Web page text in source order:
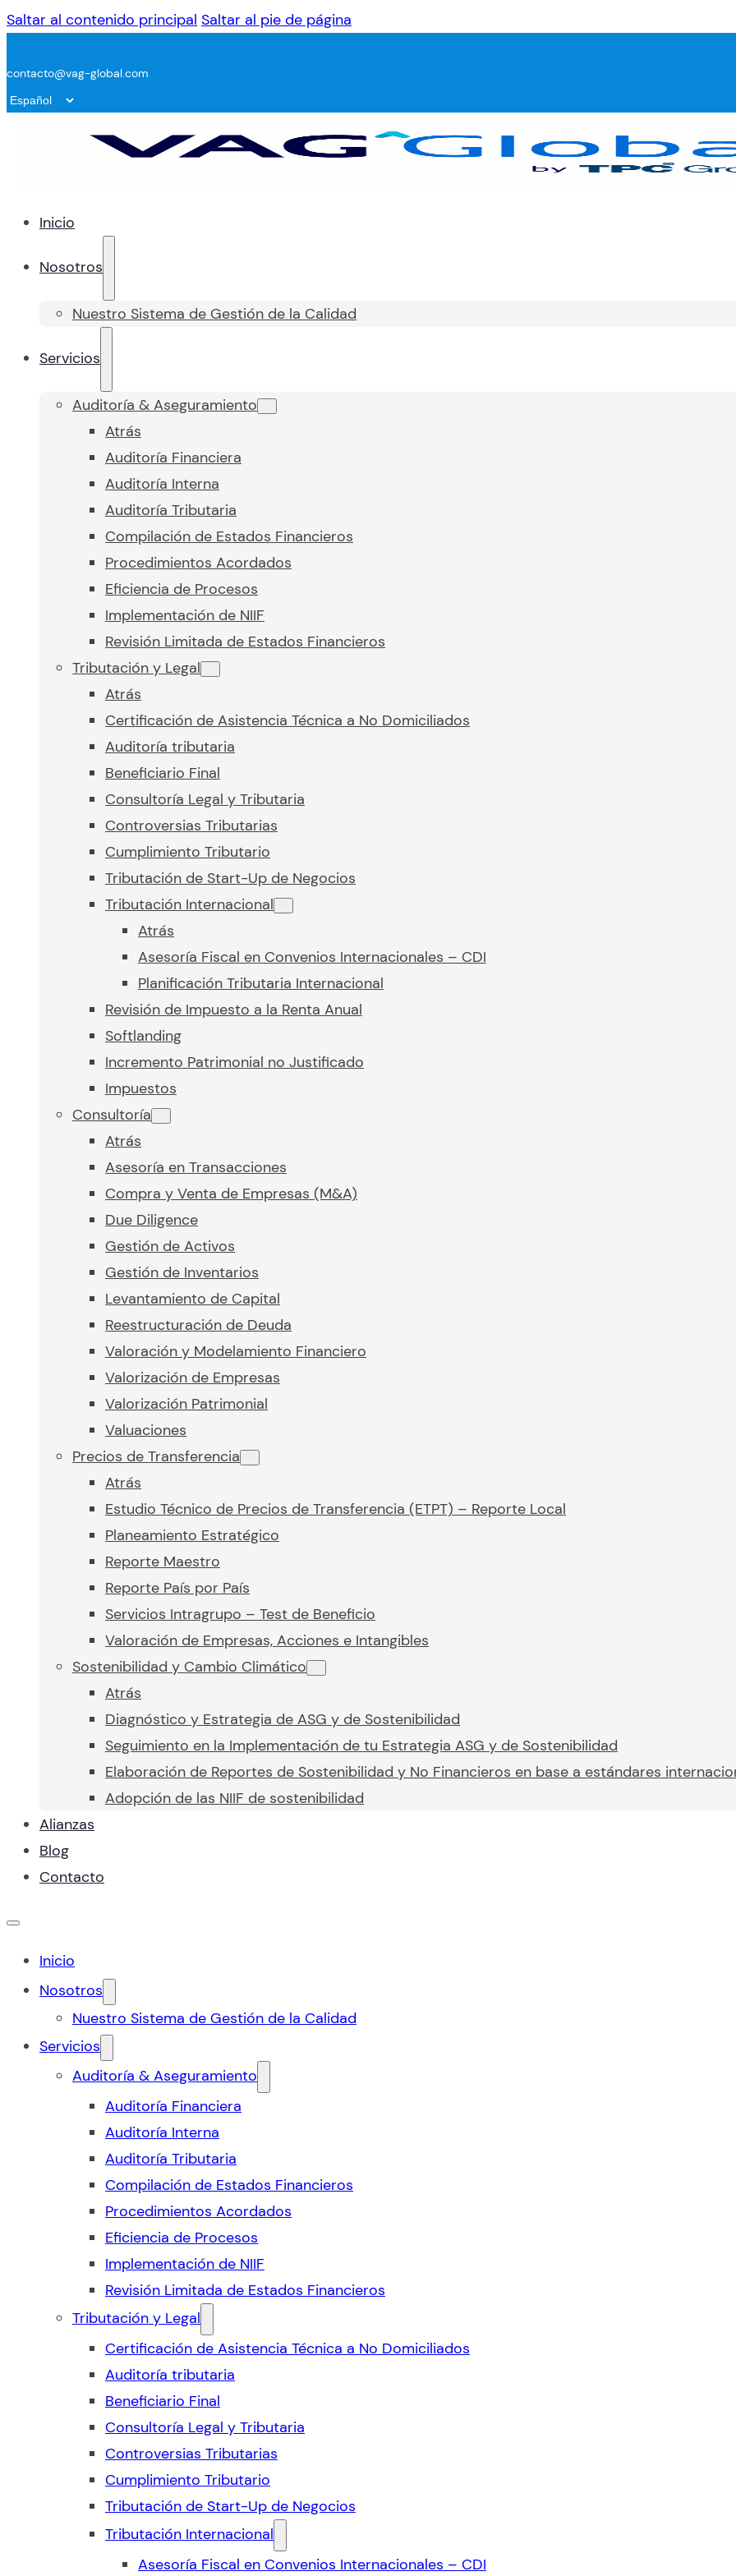
Saltar al contenido principal Saltar al pie de página
contacto@vag-global.com
Inicio
Nosotros
Nuestro Sistema de Gestión de la Calidad
Servicios
Auditoría & Aseguramiento
Atrás
Auditoría Financiera
Auditoría Interna
Auditoría Tributaria
Compilación de Estados Financieros
Procedimientos Acordados
Eficiencia de Procesos
Implementación de NIIF
Revisión Limitada de Estados Financieros
Tributación y Legal
Atrás
Certificación de Asistencia Técnica a No Domiciliados
Auditoría tributaria
Beneficiario Final
Consultoría Legal y Tributaria
Controversias Tributarias
Cumplimiento Tributario
Tributación de Start-Up de Negocios
Tributación Internacional
Atrás
Asesoría Fiscal en Convenios Internacionales – CDI
Planificación Tributaria Internacional
Revisión de Impuesto a la Renta Anual
Softlanding
Incremento Patrimonial no Justificado
Impuestos
Consultoría
Atrás
Asesoría en Transacciones
Compra y Venta de Empresas (M&A)
Due Diligence
Gestión de Activos
Gestión de Inventarios
Levantamiento de Capital
Reestructuración de Deuda
Valoración y Modelamiento Financiero
Valorización de Empresas
Valorización Patrimonial
Valuaciones
Precios de Transferencia
Atrás
Estudio Técnico de Precios de Transferencia (ETPT) – Reporte Local
Planeamiento Estratégico
Reporte Maestro
Reporte País por País
Servicios Intragrupo – Test de Beneficio
Valoración de Empresas, Acciones e Intangibles
Sostenibilidad y Cambio Climático
Atrás
Diagnóstico y Estrategia de ASG y de Sostenibilidad
Seguimiento en la Implementación de tu Estrategia ASG y de Sostenibilidad
Elaboración de Reportes de Sostenibilidad y No Financieros en base a estándares
Adopción de las NIIF de sostenibilidad
Alianzas
Blog
Contacto
Inicio
Nosotros
Nuestro Sistema de Gestión de la Calidad
Servicios
Auditoría & Aseguramiento
Auditoría Financiera
Auditoría Interna
Auditoría Tributaria
Compilación de Estados Financieros
Procedimientos Acordados
Eficiencia de Procesos
Implementación de NIIF
Revisión Limitada de Estados Financieros
Tributación y Legal
Certificación de Asistencia Técnica a No Domiciliados
Auditoría tributaria
Beneficiario Final
Consultoría Legal y Tributaria
Controversias Tributarias
Cumplimiento Tributario
Tributación de Start-Up de Negocios
Tributación Internacional
Asesoría Fiscal en Convenios Internacionales – CDI